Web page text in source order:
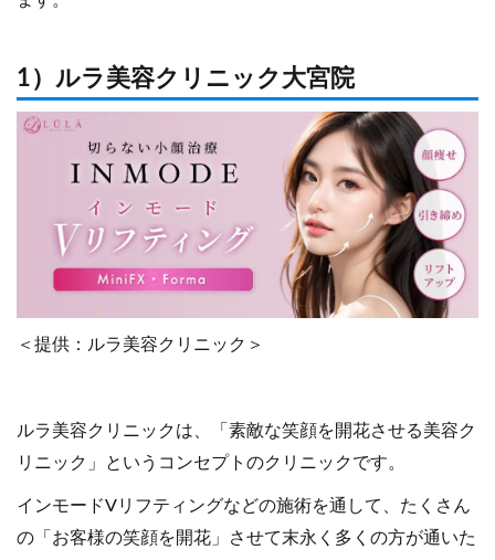
1）ルラ美容クリニック大宮院
＜提供：ルラ美容クリニック＞
ルラ美容クリニックは、「素敵な笑顔を開花させる美容ク
リニック」というコンセプトのクリニックです。
インモードVリフティングなどの施術を通して、たくさん
の「お客様の笑顔を開花」させて末永く多くの方が通いた